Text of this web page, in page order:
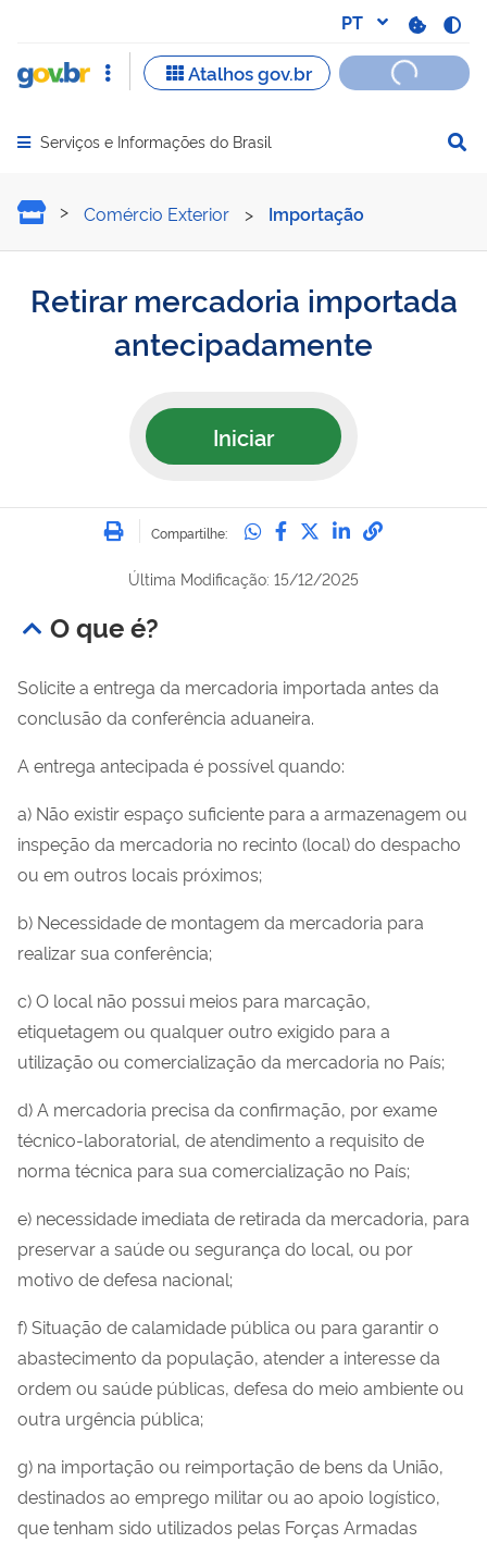
Abrir menu principal de navegação
Serviços e Informações do Brasil
Retirar mercadoria
Comércio Exterior > Importação
Retirar mercadoria importada
antecipadamente
Iniciar
Imprimir
Compartilhe: Compartilhe no
Compartilhe no
Compartilhe no
Compartilhe
Última Modificação: 15/12/2025
O que é?
Solicite a entrega da mercadoria importada antes da
conclusão da conferência aduaneira.
A entrega antecipada é possível quando:
a) Não existir espaço suficiente para a armazenagem ou
inspeção da mercadoria no recinto (local) do despacho
ou em outros locais próximos;
b) Necessidade de montagem da mercadoria para
realizar sua conferência;
c) O local não possui meios para marcação,
etiquetagem ou qualquer outro exigido para a
utilização ou comercialização da mercadoria no País;
d) A mercadoria precisa da confirmação, por exame
técnico-laboratorial, de atendimento a requisito de
norma técnica para sua comercialização no País;
e) necessidade imediata de retirada da mercadoria, para
preservar a saúde ou segurança do local, ou por
motivo de defesa nacional;
f) Situação de calamidade pública ou para garantir o
abastecimento da população, atender a interesse da
ordem ou saúde públicas, defesa do meio ambiente ou
outra urgência pública;
g) na importação ou reimportação de bens da União,
destinados ao emprego militar ou ao apoio logístico,
que tenham sido utilizados pelas Forças Armadas